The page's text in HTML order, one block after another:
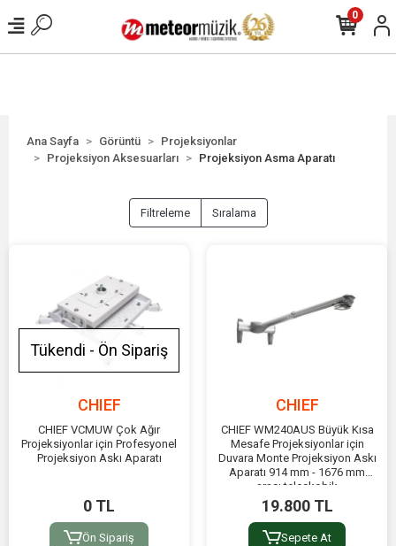
0
Ana Sayfa Görüntü
Projeksiyonlar
Projeksiyon Aksesuarları
Projeksiyon Asma Aparatı
Filtreleme Sıralama
Tükendi - Ön Sipariş
CHIEF
CHIEF VCMUW Çok Ağır
Projeksiyonlar için Profesyonel
Projeksiyon Askı Aparatı
0 TL
Ön Sipariş
CHIEF
CHIEF WM240AUS Büyük Kısa
Mesafe Projeksiyonlar için
Duvara Monte Projeksiyon Askı
Aparatı 914 mm - 1676 mm
arası teleskobik
19.800 TL
Sepete At